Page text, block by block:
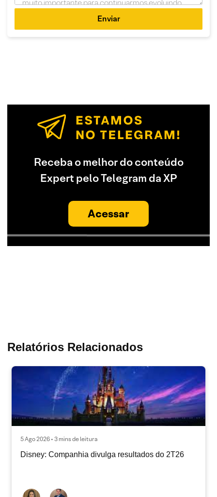
Enviar
Receba o melhor do conteúdo
Expert pelo Telegram da XP
Acessar
Relatórios Relacionados
5 Ago 2026 • 3 mins de leitura
Disney: Companhia divulga resultados do 2T26